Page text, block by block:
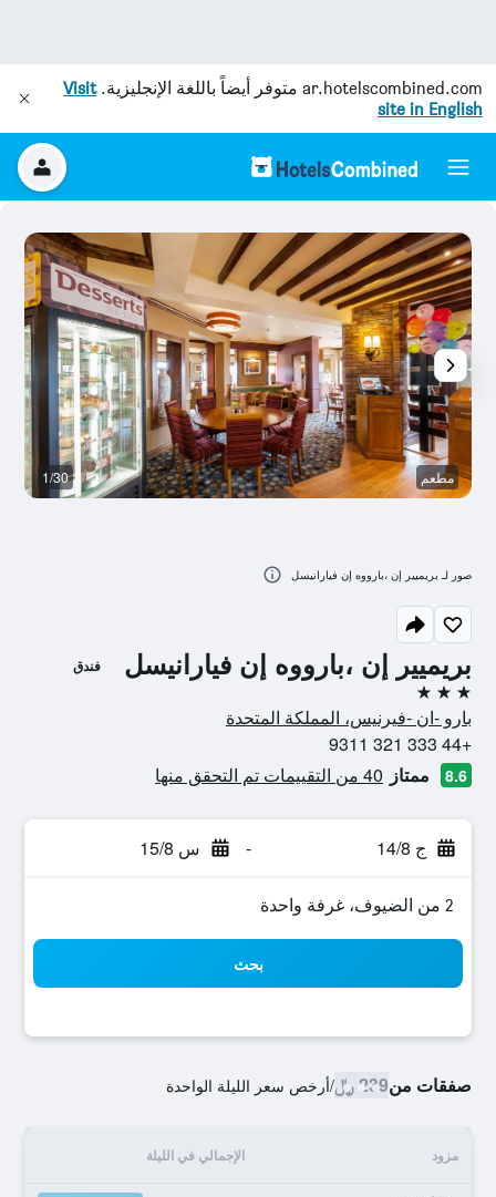
ar.hotelscombined.com متوفر أيضاً باللغة الإنجليزية.Visit
site in English
بريميير إن ،بارووه إن فيارانيسل فندق
3 نجوم
بارو -ان -فيرنيس، المملكة المتحدة
+44 333 321 9311
8.6 ممتاز 40 من التقييمات تم التحقق منها
ج 14/8 - س 15/8
2 من الضيوف، غرفة واحدة
بحث
صفقات من239 ﷼ /أرخص سعر الليلة الواحدة
مزود الإجمالي في الليلة
مطعم 1/30
صور لـ بريميير إن ،بارووه إن فيارانيسل